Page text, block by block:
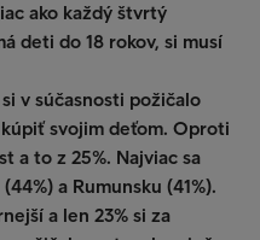
ako každý štvrtý
deti do 18 rokov, si musí
v súčasnosti požičalo
svojim deťom. Oproti
a to z 25%. Najviac sa
a Rumunsku (41%).
a len 23% si za